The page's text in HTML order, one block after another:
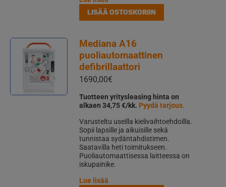
LISÄÄ OSTOSKORIIN
Mediana A16
puoliautomaattinen
defibrillaattori
1690,00€
Tuotteen yritysleasing hinta on
alkaen 34,75 €/kk. Pyydä tarjous.
Varusteltu useilla kielivaihtoehdoilla.
Sopii lapsille ja aikuisille sekä
tunnistaa sydäntahdistimen.
Saatavilla heti toimitukseen.
Puoliautomaattisessa laitteessa on
iskupainike.
Lue lisää